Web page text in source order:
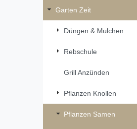
Garten Zeit
Düngen & Mulchen
Rebschule
Grill Anzünden
Pflanzen Knollen
Pflanzen Samen